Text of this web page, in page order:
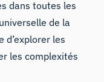
dans toutes les
de la
d’explorer les
les complexités